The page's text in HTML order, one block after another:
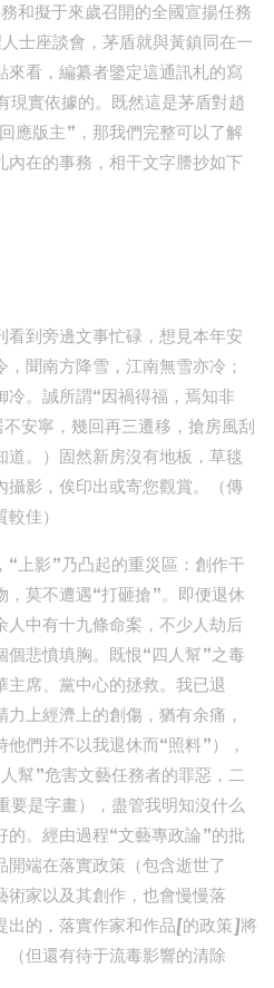
和擬于來歲召開的全國宣揚任務
士座談會，茅盾就與黃鎮同在一
看，編纂者鑒定這通訊札的寫
現實依據的。既然這是茅盾對趙
應版主”，那我們完整可以了解
內在的事務，相干文字謄抄如下
看到旁邊文事忙碌，想見本年安
聞南方降雪，江南無雪亦冷；
。誠所謂“因禍得福，焉知非
安寧，幾回再三遷移，搶房風刮
道。）固然新房沒有地板，草毯
影，俟印出或寄您觀賞。（傳
佳）
“上影”乃凸起的重災區：創作干
莫不遭遇“打砸搶”。即便退休
中有十九條命案，不少人劫后
悲憤填胸。既恨“四人幫”之毒
席、黨中心的拯救。我已退
上經濟上的創傷，猶有余痛，
們并不以我退休而“照料”），
幫”危害文藝任務者的罪惡，二
要是字畫），盡管我明知沒什么
的。經由過程“文藝專政論”的批
端在落實政策（包含逝世了
家以及其創作，也會慢慢落
出的，落實作家和作品[的政策]將
（但還有待于流毒影響的清除